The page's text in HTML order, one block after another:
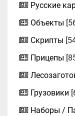
Русские
Объекты
Скрипты
Прицепы
Грузовики
Наборы /